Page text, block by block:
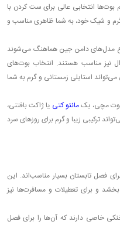
انتخابی عالی برای ست کردن با
و شیک خود، به شما ظاهری مناسب و
مدل‌های دامن جین هماهنگ می‌شوند
نیز مناسب هستند. انتخاب بوت‌های
استایلی زمستانی و گرم به شما
بوت مچی، یکمانتو کتی یا ژاکت بافتنی،
ترکیبی زیبا و گرم برای روزهای سرد
فصل تابستان بسیار مناسب‌اند. این
و برای تعطیلات و مسافرت‌ها نیز
خاصی دارند که آن‌ها را برای فصل